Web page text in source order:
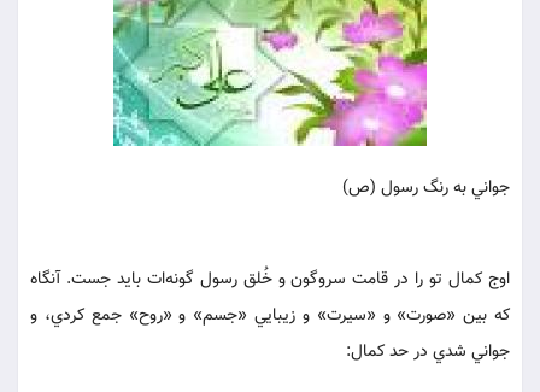
جواني به رنگ رسول (ص)
اوج كمال تو را در قامت سروگون و خُلق رسول گونه‌ات بايد جست. آنگاه
كه بين «صورت» و «سيرت» و زيبايي «جسم» و «روح» جمع كردي، و
جواني شدي در حد كمال: